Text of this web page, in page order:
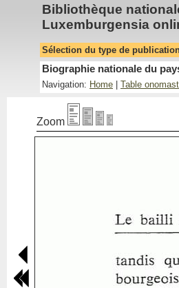
Bibliothèque
Luxemburgensia
Sélection du type de
Biographie nationale du
Navigation: Home Table
Zoom